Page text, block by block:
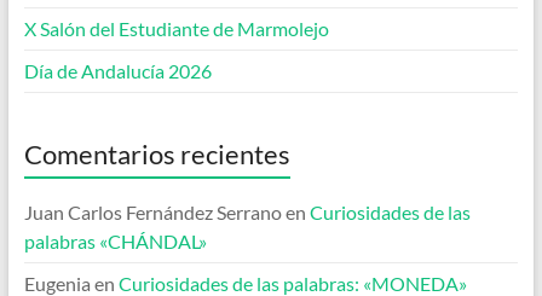
X Salón del Estudiante de Marmolejo
Día de Andalucía 2026
Comentarios recientes
Juan Carlos Fernández Serranoen Curiosidades de las
palabras «CHÁNDAL»
Eugenia en Curiosidades de las palabras: «MONEDA»